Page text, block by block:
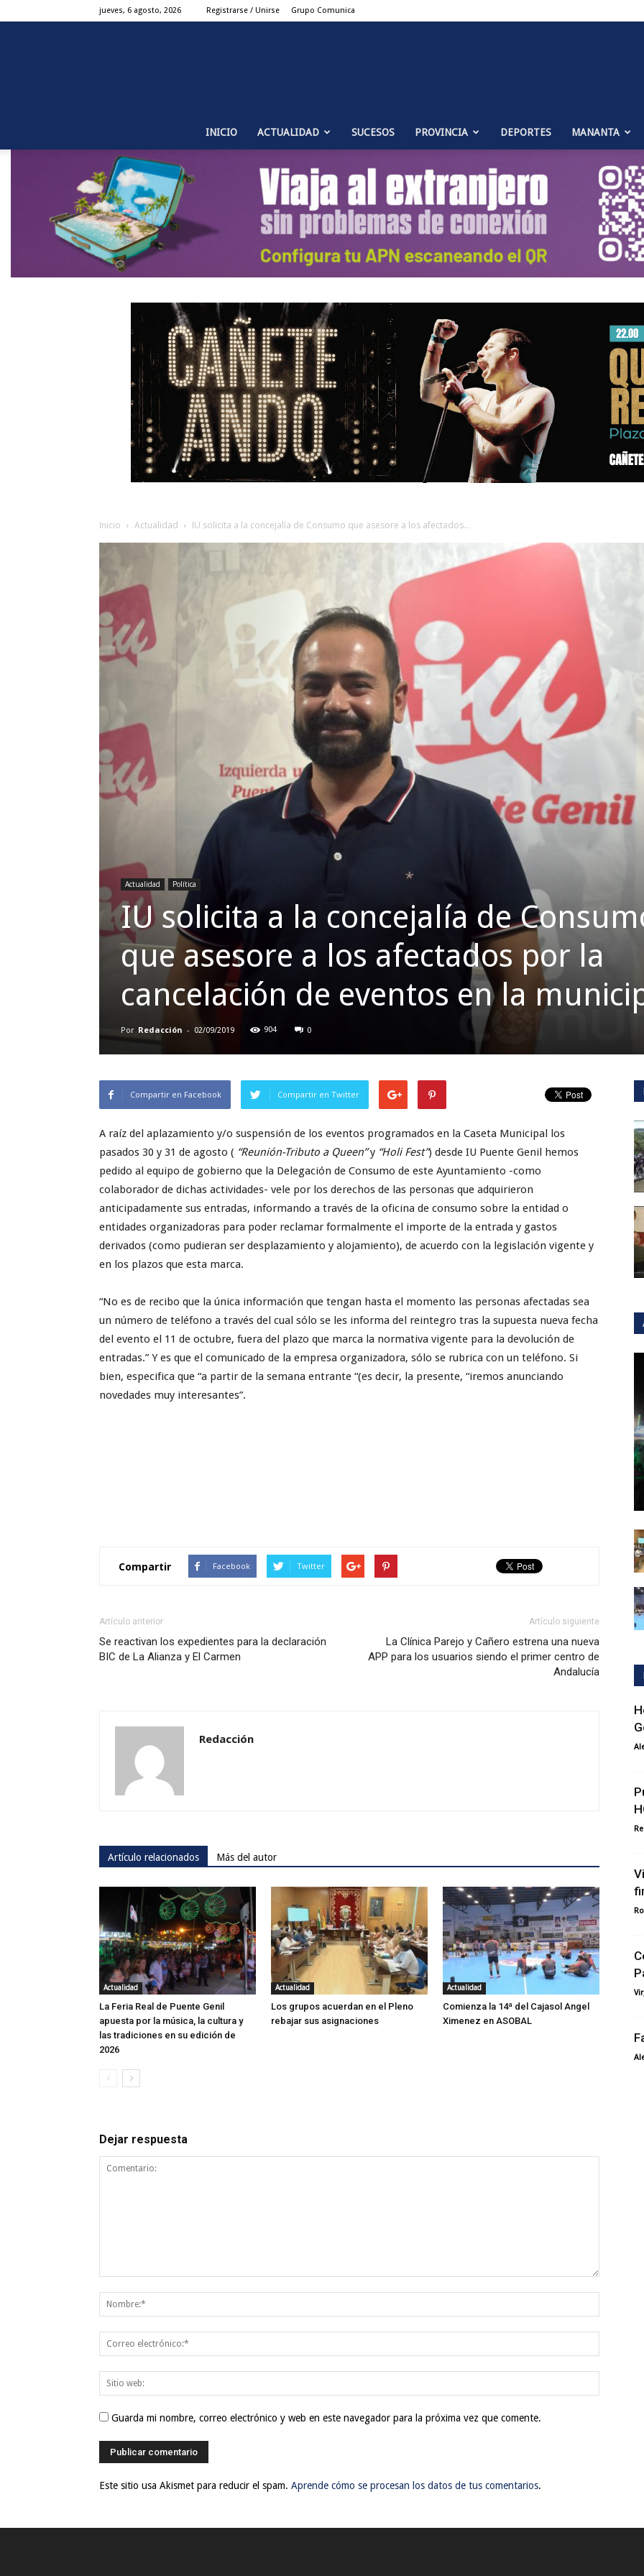
jueves, 6 agosto, 2026 Registrarse / Unirse Grupo Comunica
Genil
Noticias
INICIO ACTUALIDAD SUCESOS PROVINCIA DEPORTES MANANTA
Inicio Actualidad IU solicita a la concejalía de Consumo que asesore a los afectados...
Actualidad Política
IU solicita a la concejalía de
que asesore a los afectados por la
cancelación de eventos en la
Por Redacción - 02/09/2019 904 0
Compartir en Facebook Compartir en Twitter
A raíz del aplazamiento y/o suspensión de los eventos programados en la Caseta Municipal los
pasados 30 y 31 de agosto ( “Reunión-Tributo a Queen”y “Holi Fest”) desde IU Puente Genil hemos
pedido al equipo de gobierno que la Delegación de Consumo de este Ayuntamiento -como
colaborador de dichas actividades- vele por los derechos de las personas que adquirieron
anticipadamente sus entradas, informando a través de la oficina de consumo sobre la entidad o
entidades organizadoras para poder reclamar formalmente el importe de la entrada y gastos
derivados (como pudieran ser desplazamiento y alojamiento), de acuerdo con la legislación vigente y
en los plazos que esta marca.
“No es de recibo que la única información que tengan hasta el momento las personas afectadas sea
un número de teléfono a través del cual sólo se les informa del reintegro tras la supuesta nueva fecha
del evento el 11 de octubre, fuera del plazo que marca la normativa vigente para la devolución de
entradas.” Y es que el comunicado de la empresa organizadora, sólo se rubrica con un teléfono. Si
bien, especifica que “a partir de la semana entrante “(es decir, la presente, “iremos anunciando
novedades muy interesantes”.
Compartir Facebook Twitter
Artículo anterior
Se reactivan los expedientes para la declaración
BIC de La Alianza y El Carmen
Artículo siguiente
La Clínica Parejo y Cañero estrena una nueva
APP para los usuarios siendo el primer centro de
Andalucía
Redacción
Artículo relacionados Más del autor
Actualidad
La Feria Real de Puente Genil
apuesta por la música, la cultura y
las tradiciones en su edición de
2026
Actualidad
Los grupos acuerdan en el Pleno
rebajar sus asignaciones
Actualidad
Comienza la 14ª del Cajasol Angel
Ximenez en ASOBAL
Dejar respuesta
Guarda mi nombre, correo electrónico y web en este navegador para la próxima vez que comente.
Este sitio usa Akismet para reducir el spam. Aprende cómo se procesan los datos de tus comentarios.